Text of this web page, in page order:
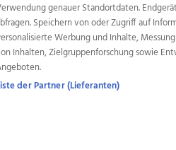
Wimmer
OÖN Immobilien OÖN Karriere
wirtrauern.at
genauer Standortdaten.
Speichern von oder Zugriff auf
Werbung und Inhalte,
Inhalten, Zielgruppenforschung sowie
der Partner (Lieferanten)